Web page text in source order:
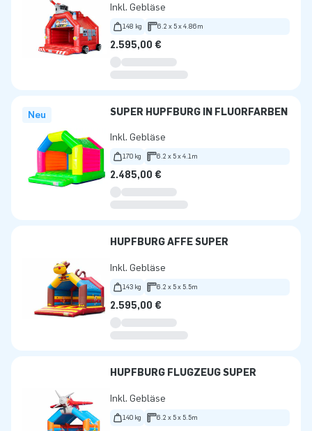
Inkl. Gebläse
148 kg 6.2 x 5 x 4.86m
2.595,00 €
Neu SUPER HÜPFBURG IN FLUORFARBEN
Inkl. Gebläse
170 kg 6.2 x 5 x 4.1m
2.485,00 €
HÜPFBURG AFFE SUPER
Inkl. Gebläse
143 kg 6.2 x 5 x 5.5m
2.595,00 €
HÜPFBURG FLUGZEUG SUPER
Inkl. Gebläse
140 kg 6.2 x 5 x 5.5m